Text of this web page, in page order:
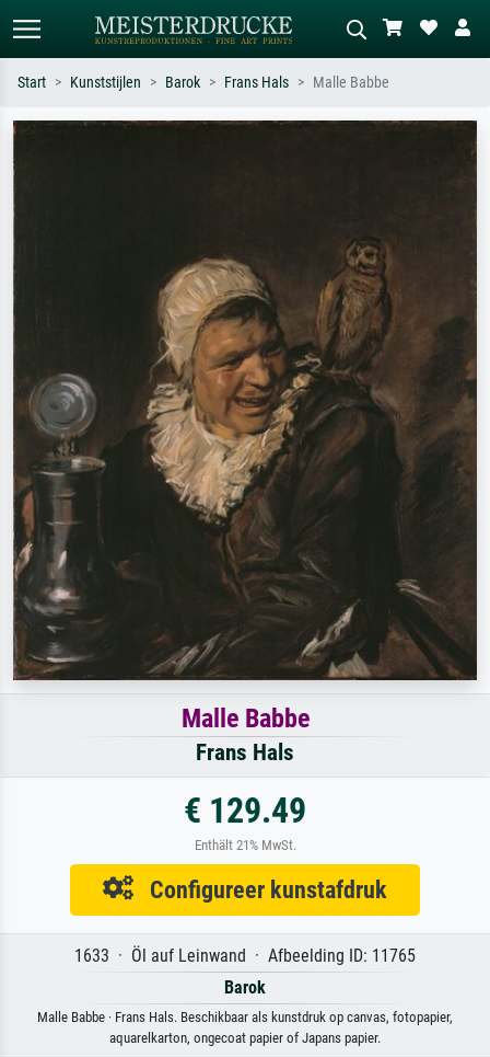
Standaard zoeken AI-beeldzoeker
Start Kunststijlen Barok Frans Hals Malle Babbe
Malle Babbe
Frans Hals
€ 129.49
Enthält 21% MwSt.
Configureer kunstafdruk
1633 · Öl auf Leinwand · Afbeelding ID: 11765
Barok
Malle Babbe · Frans Hals. Beschikbaar als kunstdruk op canvas, fotopapier,
aquarelkarton, ongecoat papier of Japans papier.